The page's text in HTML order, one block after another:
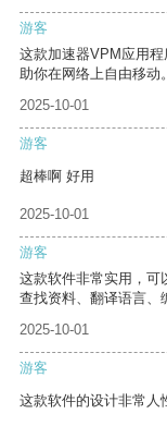
游客
这款加速器VPM应用
助你在网络上自由移动。
2025-10-01
游客
超棒啊 好用
2025-10-01
游客
这款软件非常实用，可
查找资料、翻译语言、
2025-10-01
游客
这款软件的设计非常人